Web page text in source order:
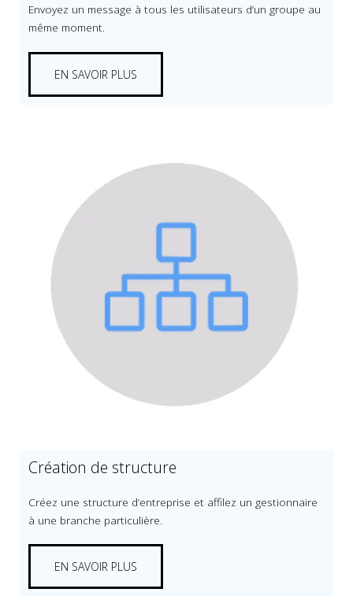
Envoyez un message à tous les utilisateurs d’un groupe au
même moment.
EN SAVOIR PLUS
Création de structure
Créez une structure d’entreprise et affilez un gestionnaire
à une branche particulière.
EN SAVOIR PLUS